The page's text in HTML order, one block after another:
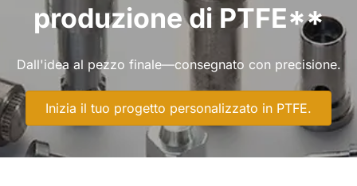
produzione di PTFE**
Dall'idea al pezzo finale—consegnato con precisione.
Inizia il tuo progetto personalizzato in PTFE.